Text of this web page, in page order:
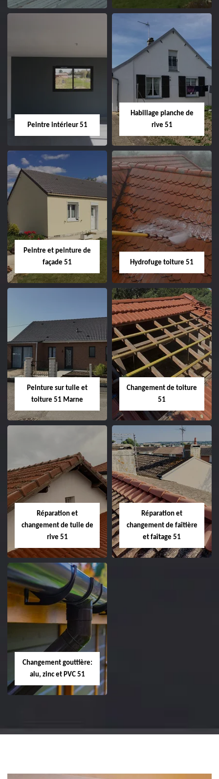
51
Nettoyage et
ravalement de
façade 51
Peintre intérieur 51
Peintre intérieur
Habillage planche de
rive 51
Habillage planche
de rive 51
Peintre et peinture de
façade 51
Peintre et peinture
de façade 51
Hydrofuge toiture 51
Hydrofuge toiture
51
Peinture sur tuile et
toiture 51 Marne
Peinture sur tuile
et toiture 51
Marne
Changement de toiture
51
Changement de
toiture 51
Réparation et
changement de tuile de
rive 51
Réparation et
changement de
tuile de rive 51
Réparation et
changement de faîtière
et faîtage 51
Changement gouttière:
alu, zinc et PVC 51
et PVC 51